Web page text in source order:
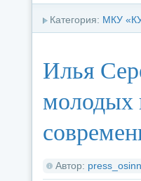
Категория: МКУ
Илья
молодых
Автор: